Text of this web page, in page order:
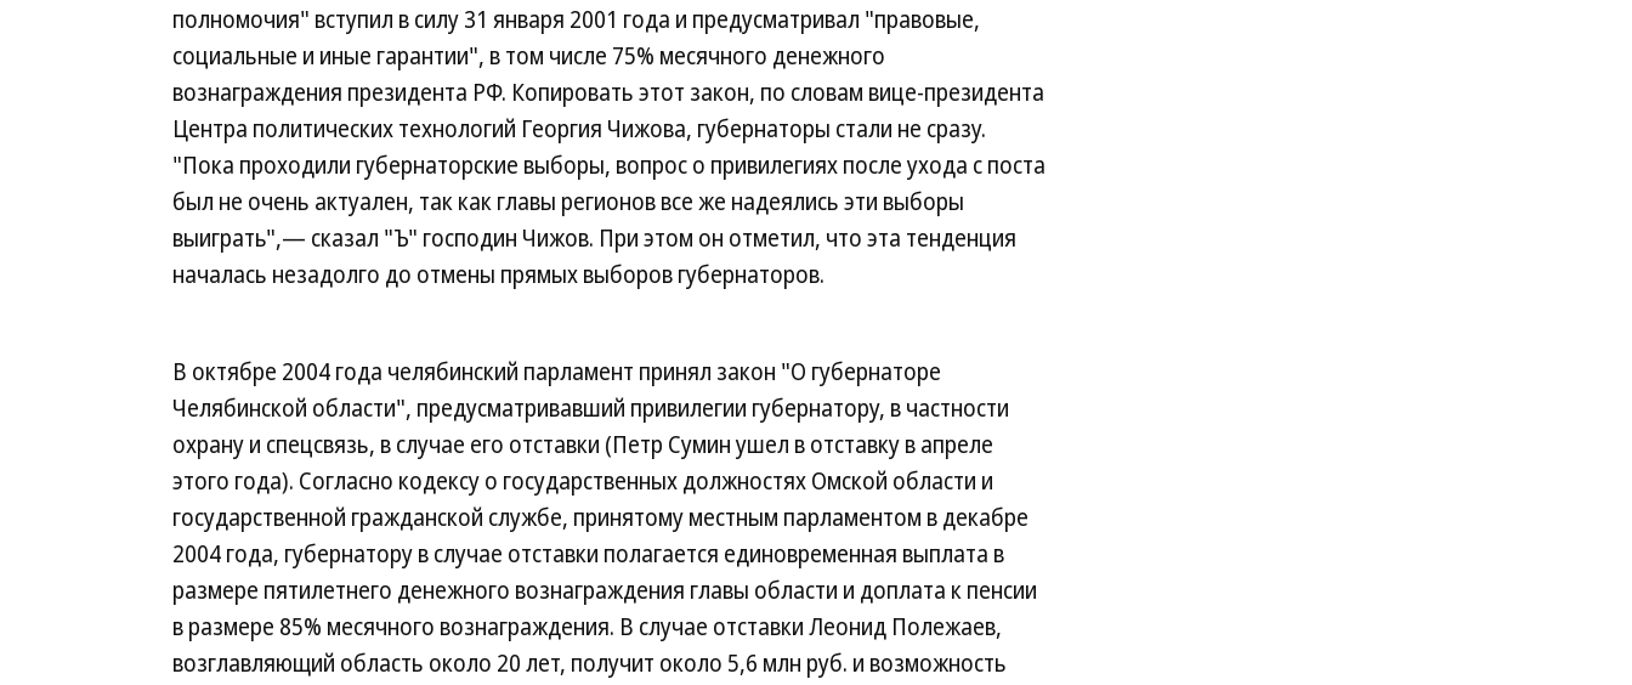
полномочия" вступил в силу 31 января 2001 года и предусматривал "правовые,
социальные и иные гарантии", в том числе 75% месячного денежного
вознаграждения президента РФ. Копировать этот закон, по словам вице-президента
Центра политических технологий Георгия Чижова, губернаторы стали не сразу.
"Пока проходили губернаторские выборы, вопрос о привилегиях после ухода с поста
был не очень актуален, так как главы регионов все же надеялись эти выборы
выиграть",— сказал "Ъ" господин Чижов. При этом он отметил, что эта тенденция
началась незадолго до отмены прямых выборов губернаторов.
В октябре 2004 года челябинский парламент принял закон "О губернаторе
Челябинской области", предусматривавший привилегии губернатору, в частности
охрану и спецсвязь, в случае его отставки (Петр Сумин ушел в отставку в апреле
этого года). Согласно кодексу о государственных должностях Омской области и
государственной гражданской службе, принятому местным парламентом в декабре
2004 года, губернатору в случае отставки полагается единовременная выплата в
размере пятилетнего денежного вознаграждения главы области и доплата к пенсии
в размере 85% месячного вознаграждения. В случае отставки Леонид Полежаев,
возглавляющий область около 20 лет, получит около 5,6 млн руб. и возможность